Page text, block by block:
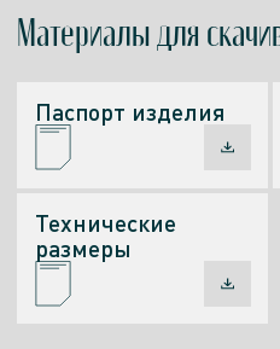
Материалы для
Паспорт изделия
Технические
размеры